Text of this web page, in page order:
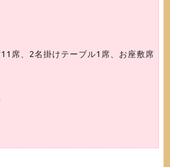
席、2名掛けテーブル1席、お座敷席